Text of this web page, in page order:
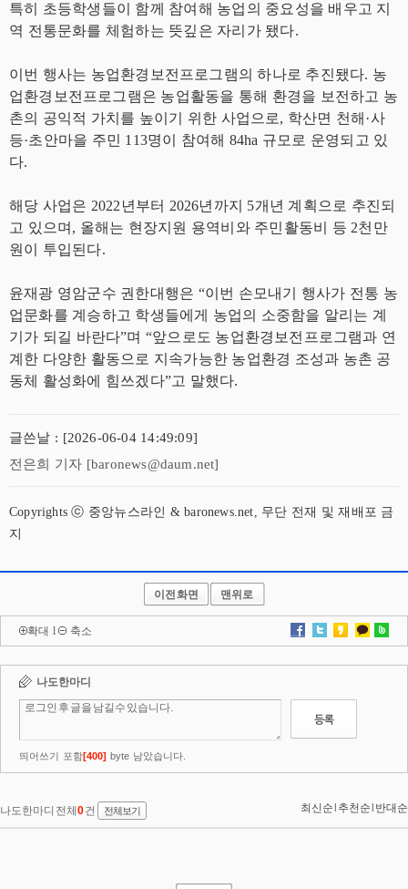
특히 초등학생들이 함께 참여해 농업의 중요성을 배우고 지
역 전통문화를 체험하는 뜻깊은 자리가 됐다.
이번 행사는 농업환경보전프로그램의 하나로 추진됐다. 농
업환경보전프로그램은 농업활동을 통해 환경을 보전하고 농
촌의 공익적 가치를 높이기 위한 사업으로, 학산면 천해·사
등·초안마을 주민 113명이 참여해 84ha 규모로 운영되고 있
다.
해당 사업은 2022년부터 2026년까지 5개년 계획으로 추진되
고 있으며, 올해는 현장지원 용역비와 주민활동비 등 2천만
원이 투입된다.
윤재광 영암군수 권한대행은 “이번 손모내기 행사가 전통 농
업문화를 계승하고 학생들에게 농업의 소중함을 알리는 계
기가 되길 바란다”며 “앞으로도 농업환경보전프로그램과 연
계한 다양한 활동으로 지속가능한 농업환경 조성과 농촌 공
동체 활성화에 힘쓰겠다”고 말했다.
글쓴날 : [2026-06-04 14:49:09]
전은희 기자 [baronews@daum.net]
Copyrights ⓒ 중앙뉴스라인 & baronews.net, 무단 전재 및 재배포 금
지
이전화면 맨위로
확대 l 축소